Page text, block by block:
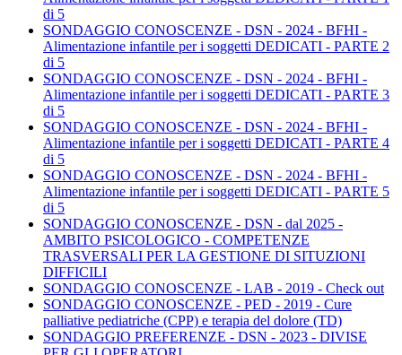
di 5
SONDAGGIO CONOSCENZE - DSN - 2024 - BFHI -
Alimentazione infantile per i soggetti DEDICATI - PARTE 2
di 5
SONDAGGIO CONOSCENZE - DSN - 2024 - BFHI -
Alimentazione infantile per i soggetti DEDICATI - PARTE 3
di 5
SONDAGGIO CONOSCENZE - DSN - 2024 - BFHI -
Alimentazione infantile per i soggetti DEDICATI - PARTE 4
di 5
SONDAGGIO CONOSCENZE - DSN - 2024 - BFHI -
Alimentazione infantile per i soggetti DEDICATI - PARTE 5
di 5
SONDAGGIO CONOSCENZE - DSN - dal 2025 -
AMBITO PSICOLOGICO - COMPETENZE
TRASVERSALI PER LA GESTIONE DI SITUZIONI
DIFFICILI
SONDAGGIO CONOSCENZE - LAB - 2019 - Check out
SONDAGGIO CONOSCENZE - PED - 2019 - Cure
palliative pediatriche (CPP) e terapia del dolore (TD)
SONDAGGIO PREFERENZE - DSN - 2023 - DIVISE